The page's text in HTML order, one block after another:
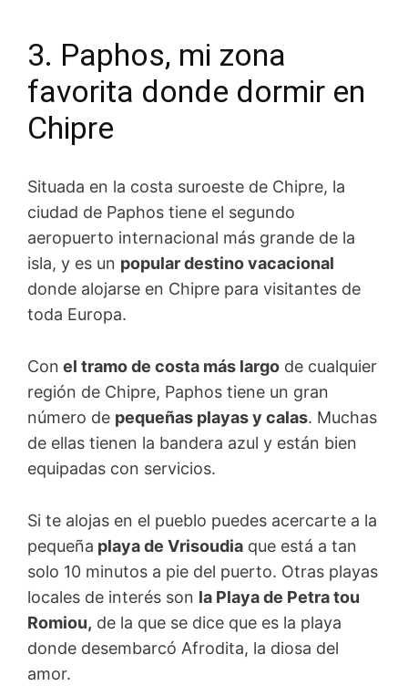
3. Paphos, mi zona
favorita donde dormir en
Chipre
Situada en la costa suroeste de Chipre, la
ciudad de Paphos tiene el segundo
aeropuerto internacional más grande de la
isla, y es un popular destino vacacional
donde alojarse en Chipre para visitantes de
toda Europa.
Con el tramo de costa más largo de cualquier
región de Chipre, Paphos tiene un gran
número de pequeñas playas y calas. Muchas
de ellas tienen la bandera azul y están bien
equipadas con servicios.
Si te alojas en el pueblo puedes acercarte a la
pequeña playa de Vrisoudia que está a tan
solo 10 minutos a pie del puerto. Otras playas
locales de interés son la Playa de Petra tou
Romiou, de la que se dice que es la playa
donde desembarcó Afrodita, la diosa del
amor.